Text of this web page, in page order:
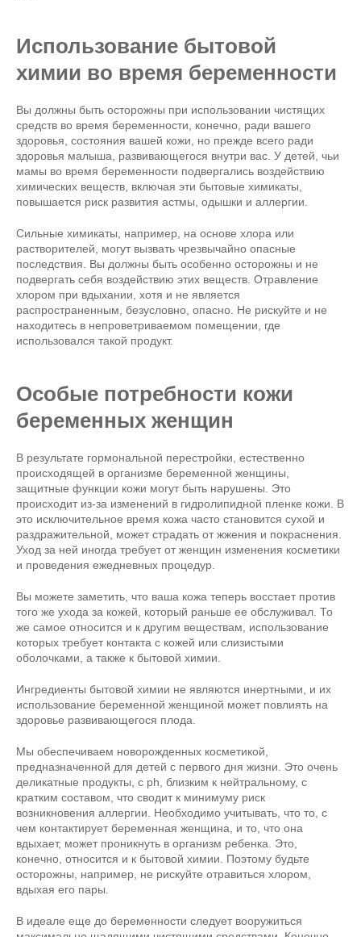
Использование бытовой
химии во время беременности
Вы должны быть осторожны при использовании чистящих
средств во время беременности, конечно, ради вашего
здоровья, состояния вашей кожи, но прежде всего ради
здоровья малыша, развивающегося внутри вас. У детей, чьи
мамы во время беременности подвергались воздействию
химических веществ, включая эти бытовые химикаты,
повышается риск развития астмы, одышки и аллергии.
Сильные химикаты, например, на основе хлора или
растворителей, могут вызвать чрезвычайно опасные
последствия. Вы должны быть особенно осторожны и не
подвергать себя воздействию этих веществ. Отравление
хлором при вдыхании, хотя и не является
распространенным, безусловно, опасно. Не рискуйте и не
находитесь в непроветриваемом помещении, где
использовался такой продукт.
Особые потребности кожи
беременных женщин
В результате гормональной перестройки, естественно
происходящей в организме беременной женщины,
защитные функции кожи могут быть нарушены. Это
происходит из-за изменений в гидролипидной пленке кожи. В
это исключительное время кожа часто становится сухой и
раздражительной, может страдать от жжения и покраснения.
Уход за ней иногда требует от женщин изменения косметики
и проведения ежедневных процедур.
Вы можете заметить, что ваша кожа теперь восстает против
того же ухода за кожей, который раньше ее обслуживал. То
же самое относится и к другим веществам, использование
которых требует контакта с кожей или слизистыми
оболочками, а также к бытовой химии.
Ингредиенты бытовой химии не являются инертными, и их
использование беременной женщиной может повлиять на
здоровье развивающегося плода.
Мы обеспечиваем новорожденных косметикой,
предназначенной для детей с первого дня жизни. Это очень
деликатные продукты, с ph, близким к нейтральному, с
кратким составом, что сводит к минимуму риск
возникновения аллергии. Необходимо учитывать, что то, с
чем контактирует беременная женщина, и то, что она
вдыхает, может проникнуть в организм ребенка. Это,
конечно, относится и к бытовой химии. Поэтому будьте
осторожны, например, не рискуйте отравиться хлором,
вдыхая его пары.
В идеале еще до беременности следует вооружиться